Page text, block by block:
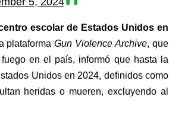
escolar de Estados Unidos en
plataforma Gun Violence Archive, que
en el país, informó que hasta la
Unidos en 2024, definidos como
heridas o mueren, excluyendo al